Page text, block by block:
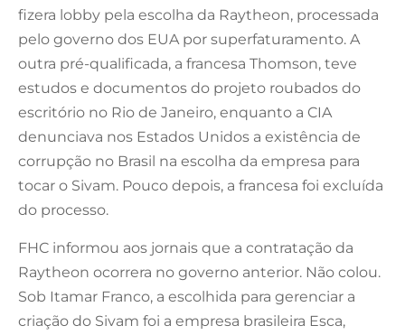
fizera lobby pela escolha da Raytheon, processada
pelo governo dos EUA por superfaturamento. A
outra pré-qualificada, a francesa Thomson, teve
estudos e documentos do projeto roubados do
escritório no Rio de Janeiro, enquanto a CIA
denunciava nos Estados Unidos a existência de
corrupção no Brasil na escolha da empresa para
tocar o Sivam. Pouco depois, a francesa foi excluída
do processo.
FHC informou aos jornais que a contratação da
Raytheon ocorrera no governo anterior. Não colou.
Sob Itamar Franco, a escolhida para gerenciar a
criação do Sivam foi a empresa brasileira Esca,